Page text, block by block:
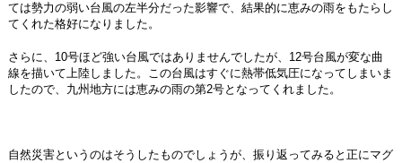
ては勢力の弱い台風の左半分だった影響で、結果的に恵みの雨をもたらし
てくれた格好になりました。
さらに、10号ほど強い台風ではありませんでしたが、12号台風が変な曲
線を描いて上陸しました。この台風はすぐに熱帯低気圧になってしまいま
したので、九州地方には恵みの雨の第2号となってくれました。
自然災害というのはそうしたものでしょうが、振り返ってみると正にマグ